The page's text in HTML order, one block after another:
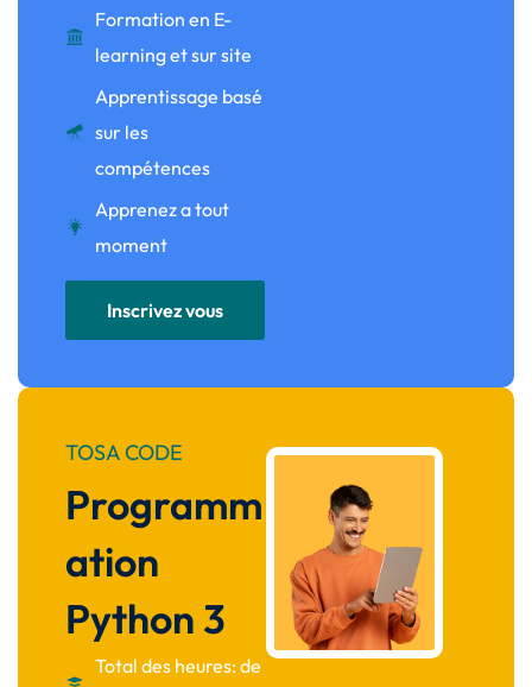
Formation en E-
learning et sur site
Apprentissage basé
sur les
compétences
Apprenez a tout
moment
Inscrivez vous
TOSA CODE
Programm
ation
Python 3
Total des heures: de